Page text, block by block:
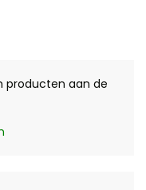
producten aan de